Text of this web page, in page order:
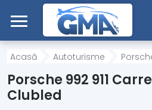
Mergi direct la conținutul principal
Acasă
Autoturisme
Acasă Autoturisme
Porsche 992 911
Clubled